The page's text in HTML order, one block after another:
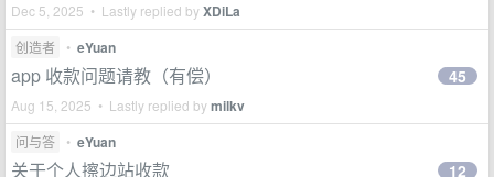
Dec 5, 2025 • Lastly replied byXDiLa
创造者 • eYuan
app 收款问题请教（有偿）
Aug 15, 2025 • Lastly replied bymilkv
45
问与答 • eYuan
关于个人擦边站收款 12